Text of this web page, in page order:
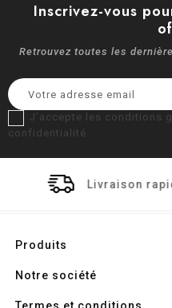
Inscrivez-vous
Retrouvez toutes les
J'accepte les conditions
confidentialité
rapide
Produits
Notre société